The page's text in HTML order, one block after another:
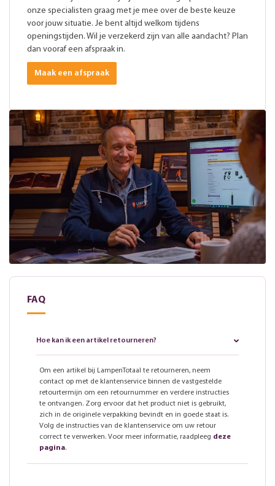
onze specialisten graag met je mee over de beste keuze
voor jouw situatie. Je bent altijd welkom tijdens
openingstijden. Wil je verzekerd zijn van alle aandacht? Plan
dan vooraf een afspraak in.
Maak een afspraak
FAQ
Hoe kan ik een artikel retourneren?
Om een artikel bij LampenTotaal te retourneren, neem
contact op met de klantenservice binnen de vastgestelde
retourtermijn om een retournummer en verdere instructies
te ontvangen. Zorg ervoor dat het product niet is gebruikt,
zich in de originele verpakking bevindt en in goede staat is.
Volg de instructies van de klantenservice om uw retour
correct te verwerken. Voor meer informatie, raadpleeg deze
pagina.